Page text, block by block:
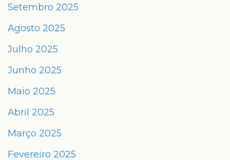
Setembro 2025
Agosto 2025
Julho 2025
Junho 2025
Maio 2025
Abril 2025
Março 2025
Fevereiro 2025